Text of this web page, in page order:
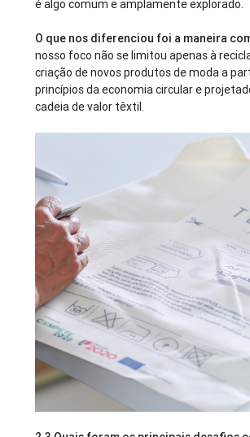
é algo comum e amplamente explorado.
O que nos diferenciou foi a maneira
nosso foco não se limitou apenas à
criação de novos produtos de moda a
princípios da economia circular e
cadeia de valor têxtil.